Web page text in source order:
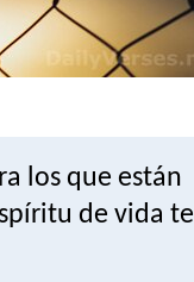
los que están
de vida te